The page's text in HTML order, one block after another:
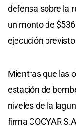
defensa sobre la
un monto de
ejecución
Mientras que las
estación de
niveles de la
firma COCYAR